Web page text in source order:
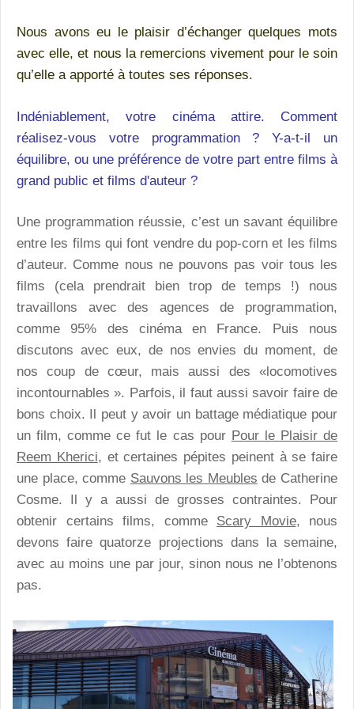
Nous avons eu le plaisir d’échanger quelques mots
avec elle, et nous la remercions vivement pour le soin
qu’elle a apporté à toutes ses réponses.
Indéniablement, votre cinéma attire. Comment
réalisez-vous votre programmation ? Y-a-t-il un
équilibre, ou une préférence de votre part entre films à
grand public et films d'auteur ?
Une programmation réussie, c’est un savant équilibre
entre les films qui font vendre du pop-corn et les films
d’auteur. Comme nous ne pouvons pas voir tous les
films (cela prendrait bien trop de temps !) nous
travaillons avec des agences de programmation,
comme 95% des cinéma en France. Puis nous
discutons avec eux, de nos envies du moment, de
nos coup de cœur, mais aussi des «locomotives
incontournables ». Parfois, il faut aussi savoir faire de
bons choix. Il peut y avoir un battage médiatique pour
un film, comme ce fut le cas pour Pour le Plaisir de
Reem Kherici, et certaines pépites peinent à se faire
une place, comme Sauvons les Meubles de Catherine
Cosme. Il y a aussi de grosses contraintes. Pour
obtenir certains films, comme Scary Movie, nous
devons faire quatorze projections dans la semaine,
avec au moins une par jour, sinon nous ne l’obtenons
pas.